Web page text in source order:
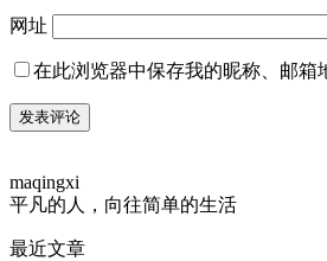
网址
在此浏览器中保存我的昵称、邮箱
maqingxi
平凡的人，向往简单的生活
最近文章